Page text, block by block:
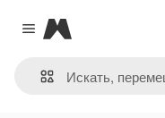
Close menu
Magnific